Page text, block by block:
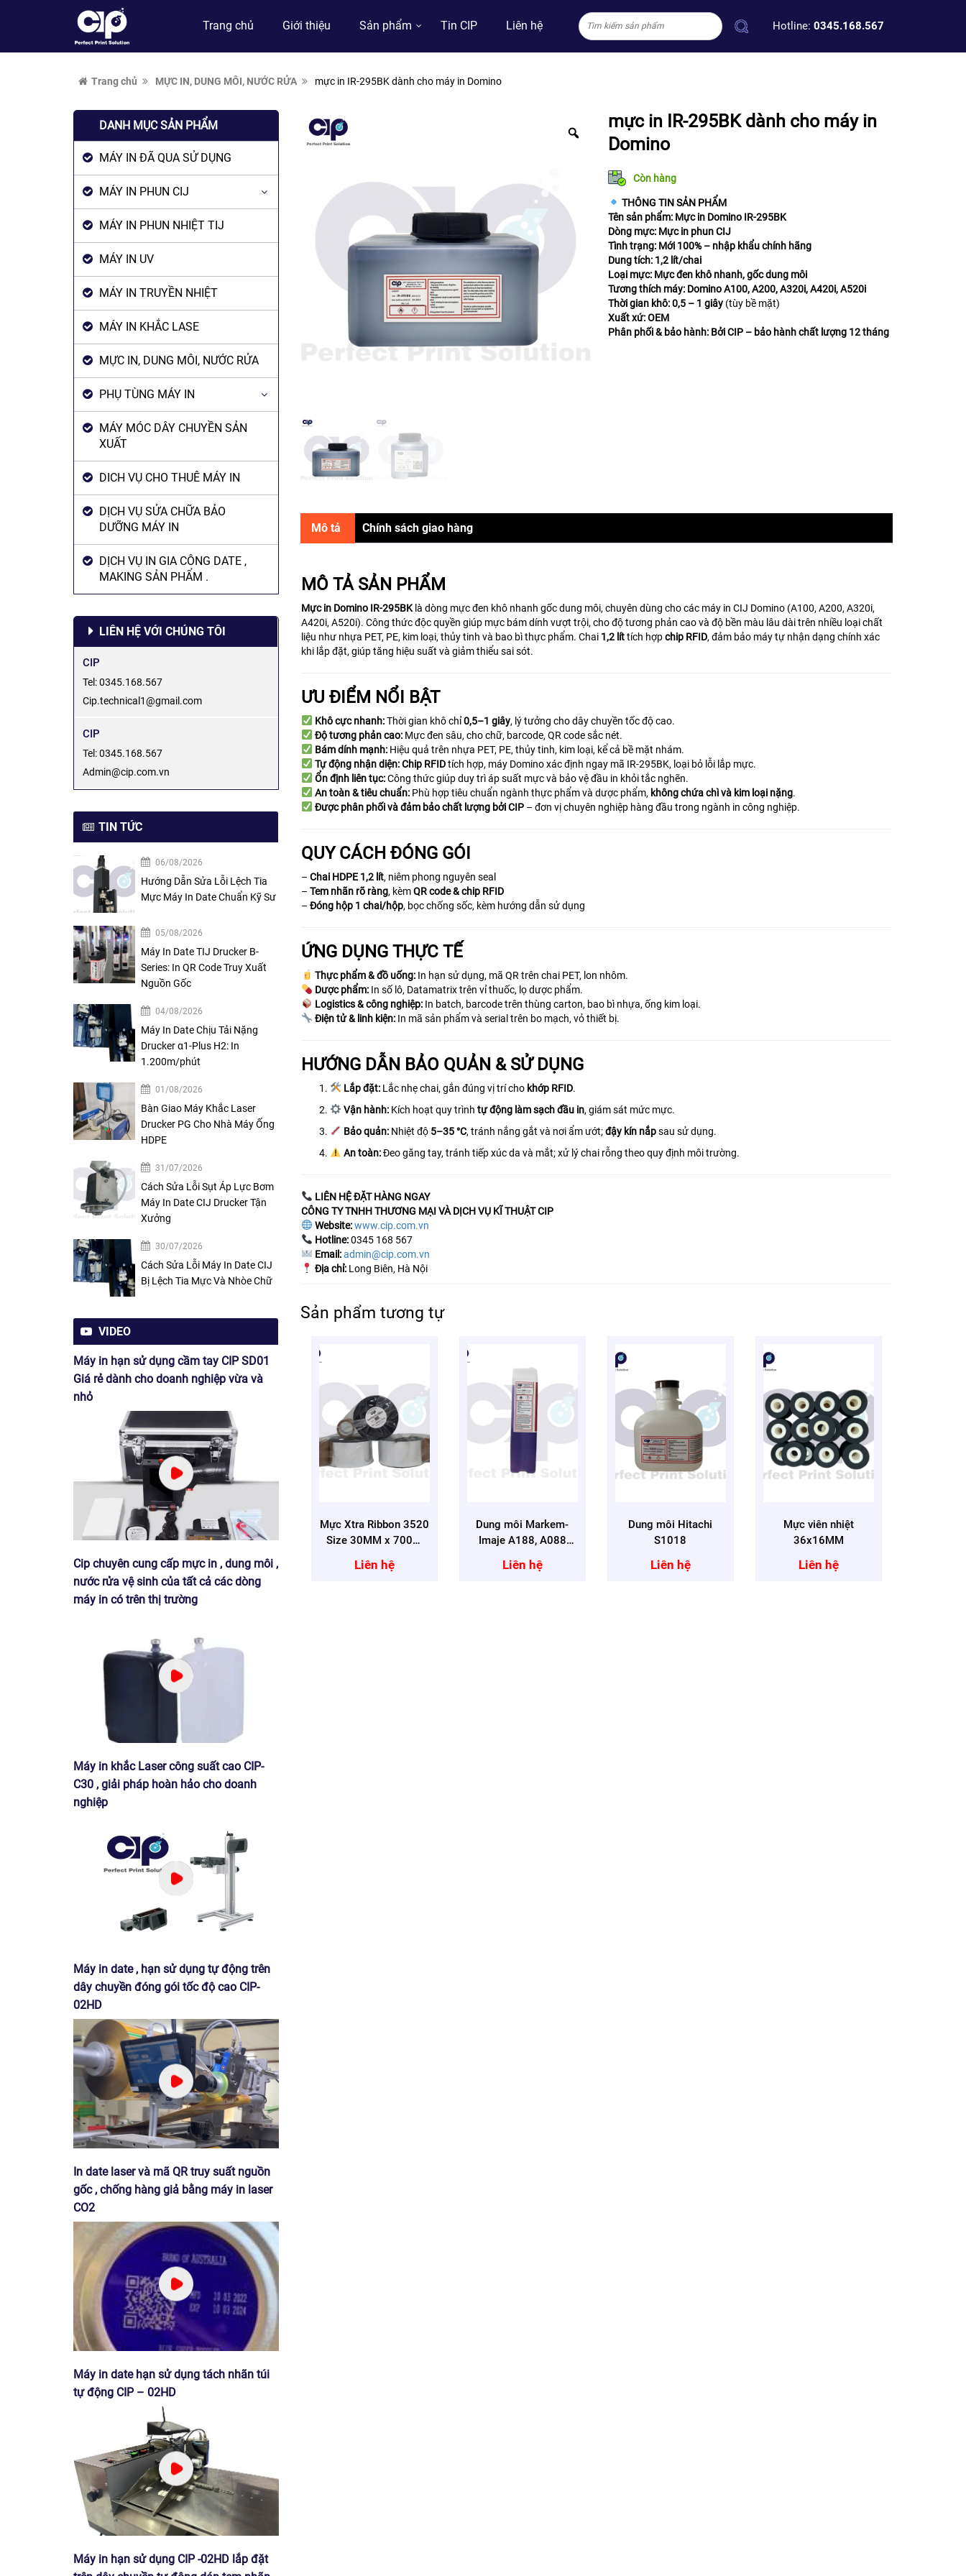
Trang chủ Giới thiệu Sản phẩm Tin CIP Liên hệ Hotline: 0345.168.567
Trang chủ MỰC IN, DUNG MÔI, NƯỚC RỬA mực in IR-295BK dành cho máy in Domino
DANH MỤC SẢN PHẨM
MÁY IN ĐÃ QUA SỬ DỤNG
MÁY IN PHUN CIJ
MÁY IN PHUN NHIỆT TIJ
MÁY IN UV
MÁY IN TRUYỀN NHIỆT
MÁY IN KHẮC LASE
MỰC IN, DUNG MÔI, NƯỚC RỬA
PHỤ TÙNG MÁY IN
MÁY MÓC DÂY CHUYỀN SẢN
XUẤT
DICH VỤ CHO THUÊ MÁY IN
DỊCH VỤ SỬA CHỮA BẢO
DƯỠNG MÁY IN
DỊCH VỤ IN GIA CÔNG DATE ,
MAKING SẢN PHẨM .
LIÊN HỆ VỚI CHÚNG TÔI
CIP
Tel: 0345.168.567
Cip.technical1@gmail.com
CIP
Tel: 0345.168.567
Admin@cip.com.vn
TIN TỨC
06/08/2026
Hướng Dẫn Sửa Lỗi Lệch Tia
Mực Máy In Date Chuẩn Kỹ Sư
05/08/2026
Máy In Date TIJ Drucker B-
Series: In QR Code Truy Xuất
Nguồn Gốc
04/08/2026
Máy In Date Chịu Tải Nặng
Drucker α1-Plus H2: In
1.200m/phút
01/08/2026
Bàn Giao Máy Khắc Laser
Drucker PG Cho Nhà Máy Ống
HDPE
31/07/2026
Cách Sửa Lỗi Sụt Áp Lực Bơm
Máy In Date CIJ Drucker Tận
Xưởng
30/07/2026
Cách Sửa Lỗi Máy In Date CIJ
Bị Lệch Tia Mực Và Nhòe Chữ
VIDEO
Máy in hạn sử dụng cầm tay CIP SD01
Giá rẻ dành cho doanh nghiệp vừa và
nhỏ
Cip chuyên cung cấp mực in , dung môi ,
nước rửa vệ sinh của tất cả các dòng
máy in có trên thị trường
Máy in khắc Laser công suất cao CIP-
C30 , giải pháp hoàn hảo cho doanh
nghiệp
Máy in date , hạn sử dụng tự động trên
dây chuyền đóng gói tốc độ cao CIP-
02HD
In date laser và mã QR truy suất nguồn
gốc , chống hàng giả bằng máy in laser
CO2
Máy in date hạn sử dụng tách nhãn túi
tự động CIP – 02HD
Máy in hạn sử dụng CIP -02HD lắp đặt
mực in IR-295BK dành cho máy in
Domino
Còn hàng
THÔNG TIN SẢN PHẨM
Tên sản phẩm: Mực in Domino IR-295BK
Dòng mực: Mực in phun CIJ
Tình trạng: Mới 100% – nhập khẩu chính hãng
Dung tích: 1,2 lít/chai
Loại mực: Mực đen khô nhanh, gốc dung môi
Tương thích máy: Domino A100, A200, A320i, A420i, A520i
Thời gian khô: 0,5 – 1 giây (tùy bề mặt)
Xuất xứ: OEM
Phân phối & bảo hành: Bởi CIP – bảo hành chất lượng 12 tháng
Mô tả Chính sách giao hàng
MÔ TẢ SẢN PHẨM
Mực in Domino IR-295BKlà dòng mực đen khô nhanh gốc dung môi, chuyên dùng cho các máy in CIJ Domino (A100, A200, A320i,
A420i, A520i). Công thức độc quyền giúp mực bám dính vượt trội, cho độ tương phản cao và độ bền màu lâu dài trên nhiều loại chất
liệu như nhựa PET, PE, kim loại, thủy tinh và bao bì thực phẩm. Chai 1,2 líttích hợpchip RFID, đảm bảo máy tự nhận dạng chính xác
khi lắp đặt, giúp tăng hiệu suất và giảm thiểu sai sót.
ƯU ĐIỂM NỔI BẬT
Khô cực nhanh:Thời gian khô chỉ0,5–1 giây, lý tưởng cho dây chuyền tốc độ cao.
Độ tương phản cao:Mực đen sâu, cho chữ, barcode, QR code sắc nét.
Bám dính mạnh:Hiệu quả trên nhựa PET, PE, thủy tinh, kim loại, kể cả bề mặt nhám.
Tự động nhận diện:Chip RFIDtích hợp, máy Domino xác định ngay mã IR-295BK, loại bỏ lỗi lắp mực.
Ổn định liên tục:Công thức giúp duy trì áp suất mực và bảo vệ đầu in khỏi tắc nghẽn.
An toàn & tiêu chuẩn:Phù hợp tiêu chuẩn ngành thực phẩm và dược phẩm, không chứa chì và kim loại nặng.
Được phân phối và đảm bảo chất lượng bởi CIP– đơn vị chuyên nghiệp hàng đầu trong ngành in công nghiệp.
QUY CÁCH ĐÓNG GÓI
– Chai HDPE 1,2 lít, niêm phong nguyên seal
– Tem nhãn rõ ràng, kèmQR code & chip RFID
– Đóng hộp 1 chai/hộp, bọc chống sốc, kèm hướng dẫn sử dụng
ỨNG DỤNG THỰC TẾ
Thực phẩm & đồ uống:In hạn sử dụng, mã QR trên chai PET, lon nhôm.
Dược phẩm:In số lô, Datamatrix trên vỉ thuốc, lọ dược phẩm.
Logistics & công nghiệp:In batch, barcode trên thùng carton, bao bì nhựa, ống kim loại.
Điện tử & linh kiện:In mã sản phẩm và serial trên bo mạch, vỏ thiết bị.
HƯỚNG DẪN BẢO QUẢN & SỬ DỤNG
Lắp đặt:Lắc nhẹ chai, gắn đúng vị trí cho khớp RFID.
Vận hành:Kích hoạt quy trình tự động làm sạch đầu in, giám sát mức mực.
Bảo quản:Nhiệt độ 5–35 °C, tránh nắng gắt và nơi ẩm ướt;đậy kín nắpsau sử dụng.
An toàn:Đeo găng tay, tránh tiếp xúc da và mắt; xử lý chai rỗng theo quy định môi trường.
LIÊN HỆ ĐẶT HÀNG NGAY
CÔNG TY TNHH THƯƠNG MẠI VÀ DỊCH VỤ KĨ THUẬT CIP
Website:www.cip.com.vn
Hotline:0345 168 567
Email:admin@cip.com.vn
Địa chỉ:Long Biên, Hà Nội
Sản phẩm tương tự
Mực Xtra Ribbon 3520
Size 30MM x 700M
markem imaje , linx
Liên hệ
Dung môi Markem-
Imaje A188, A088
Liên hệ
Dung môi Hitachi
S1018
Liên hệ
Mực viên nhiệt
36x16MM
Liên hệ